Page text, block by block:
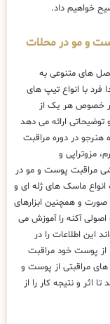
خواهیم داد.
و مو در محلات
های متنوعی به
فرد با انواع تیپ های
خصوص هر یک از
ارائه می دهد
هنرجو در دوره مراقبت
مزوتراپی و
مراقبت پوست و مو در
ماسک های ژله ای و
و همچنین ابزارهای
آکنه را آموزش می
این اطلاعات را در
از پوست خود مراقبت
های مراقبتی از پوست و
اثر و نتیجه کار را از